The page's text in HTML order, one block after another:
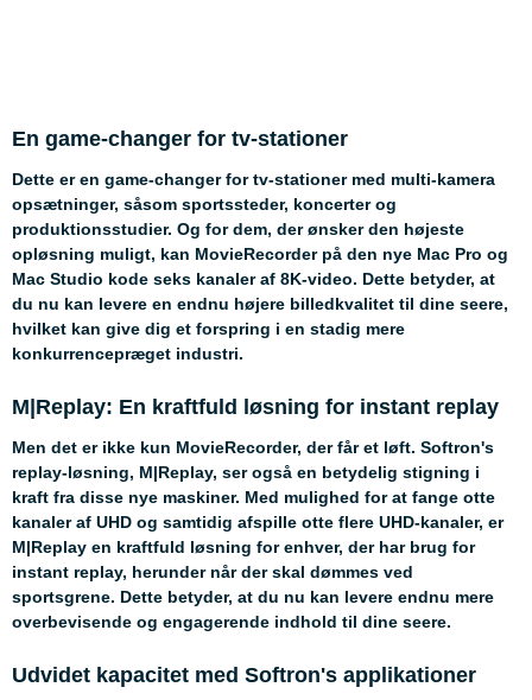
En game-changer for tv-stationer
Dette er en game-changer for tv-stationer med multi-kamera
opsætninger, såsom sportssteder, koncerter og
produktionsstudier. Og for dem, der ønsker den højeste
opløsning muligt, kan MovieRecorder på den nye Mac Pro og
Mac Studio kode seks kanaler af 8K-video. Dette betyder, at
du nu kan levere en endnu højere billedkvalitet til dine seere,
hvilket kan give dig et forspring i en stadig mere
konkurrencepræget industri.
M|Replay: En kraftfuld løsning for instant replay
Men det er ikke kun MovieRecorder, der får et løft. Softron's
replay-løsning, M|Replay, ser også en betydelig stigning i
kraft fra disse nye maskiner. Med mulighed for at fange otte
kanaler af UHD og samtidig afspille otte flere UHD-kanaler, er
M|Replay en kraftfuld løsning for enhver, der har brug for
instant replay, herunder når der skal dømmes ved
sportsgrene. Dette betyder, at du nu kan levere endnu mere
overbevisende og engagerende indhold til dine seere.
Udvidet kapacitet med Softron's applikationer